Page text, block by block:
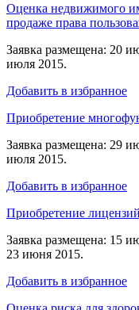
Оценка недвижимого
продаже права
Заявка размещена: 20
июля 2015.
Добавить в избранное
Приобретение
Заявка размещена: 29
июля 2015.
Добавить в избранное
Приобретение лицензий
Заявка размещена: 15
23 июня 2015.
Добавить в избранное